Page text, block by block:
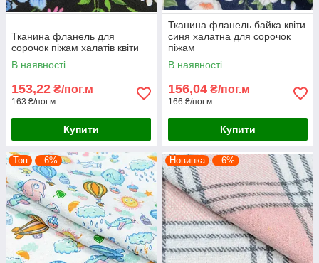
Тканина фланель для
сорочок піжам халатів квіти
В наявності
153,22 ₴/пог.м
163 ₴/пог.м
Купити
Тканина фланель байка квіти
синя халатна для сорочок
піжам
В наявності
156,04 ₴/пог.м
166 ₴/пог.м
Купити
Топ –6% Новинка –6%